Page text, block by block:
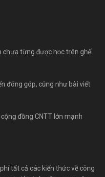
chưa từng được học trên ghế
đóng góp, cũng như bài viết
đồng CNTT lớn mạnh
tất cả các kiến thức về công